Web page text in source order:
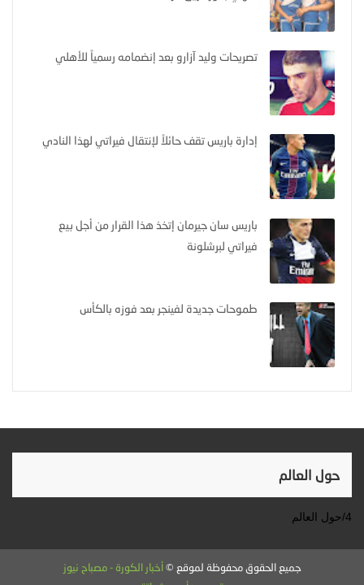
تصريحات وليد آزارو بعد إنضمامه رسمياً للأهلي
إدارة باريس تقف حائلاً لإنتقال فيراتي لهذا النادي
باريس سان جيرمان إتخذ هذا القرار من أجل بيع
فيراتي لبرشلونة
طموحات جديدة لفينجر بعد فوزه بالكأس
حول العالم
4/حول العالم
جميع الحقوق محفوظة لموقع ©أخبار الكورة - مصباح نيوز